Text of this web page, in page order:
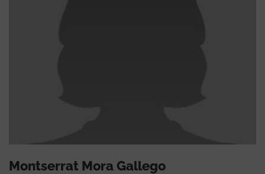
Montserrat Mora Gallego